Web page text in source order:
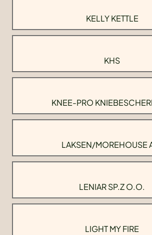
KELLY KETTLE
KHS
KNEE-PRO
LAKSEN/MOREHOUSE
LENIAR SP.Z O.O.
LIGHT MY FIRE